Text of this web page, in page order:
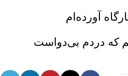
آورده‌ام‌
که دردم بی‌دواست‌